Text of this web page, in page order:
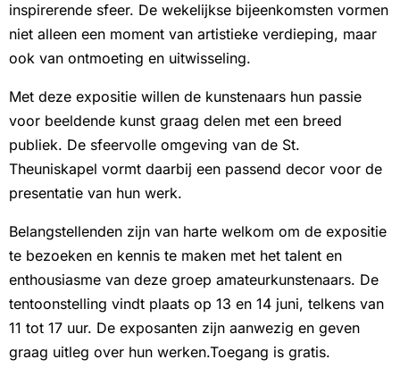
inspirerende sfeer. De wekelijkse bijeenkomsten vormen
niet alleen een moment van artistieke verdieping, maar
ook van ontmoeting en uitwisseling.
Met deze expositie willen de kunstenaars hun passie
voor beeldende kunst graag delen met een breed
publiek. De sfeervolle omgeving van de St.
Theuniskapel vormt daarbij een passend decor voor de
presentatie van hun werk.
Belangstellenden zijn van harte welkom om de expositie
te bezoeken en kennis te maken met het talent en
enthousiasme van deze groep amateurkunstenaars. De
tentoonstelling vindt plaats op 13 en 14 juni, telkens van
11 tot 17 uur. De exposanten zijn aanwezig en geven
graag uitleg over hun werken.Toegang is gratis.